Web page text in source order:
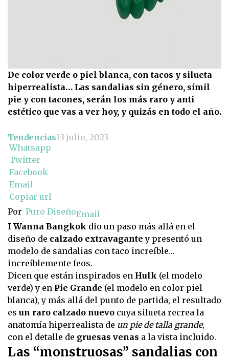
De color verde o piel blanca, con tacos y silueta
hiperrealista… Las sandalias sin género, símil
pie y con tacones, serán los más raro y anti
estético que vas a ver hoy, y quizás en todo el año.
Tendencias13 julio, 2023
Whatsapp
Twitter
Facebook
Email
Copiar url
Por Puro DiseñoEmail
I Wanna Bangkok dio un paso más allá en el
diseño de calzado extravagantey presentó un
modelo de sandalias con taco increíble…
increíblemente feos.
Dicen que están inspirados en Hulk (el modelo
verde) y en Pie Grande (el modelo en color piel
blanca), y más allá del punto de partida, el resultado
es un raro calzado nuevo cuya silueta recrea la
anatomía hiperrealista de un pie de talla grande,
con el detalle de gruesas venas a la vista incluido.
Las “monstruosas” sandalias con